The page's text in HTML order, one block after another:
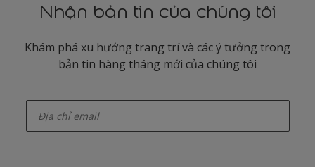
Nhận bản tin của chúng tôi
Khám phá xu hướng trang trí và các ý tưởng trong
bản tin hàng tháng mới của chúng tôi